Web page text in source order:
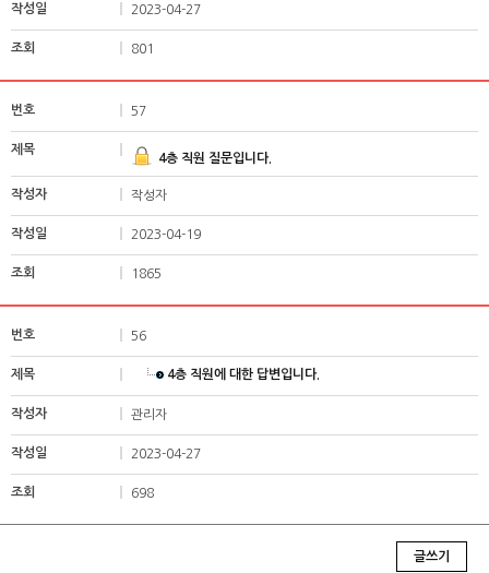
2023-04-27
801
57
4층 직원 질문입니다.
작성자
2023-04-19
1865
56
4층 직원에 대한 답변입니다.
관리자
2023-04-27
698
글쓰기